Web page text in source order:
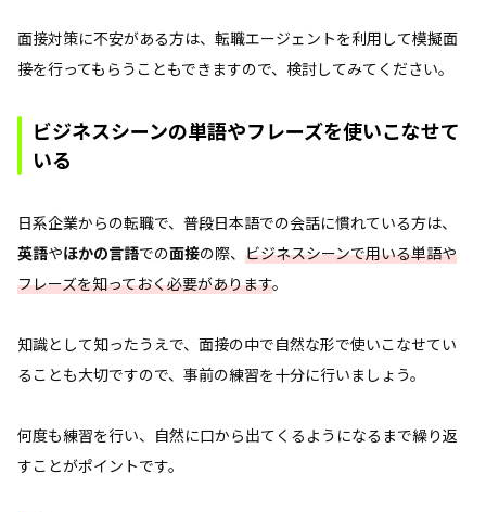
面接対策に不安がある方は、転職エージェントを利用して模擬面
接を行ってもらうこともできますので、検討してみてください。
ビジネスシーンの単語やフレーズを使いこなせて
いる
日系企業からの転職で、普段日本語での会話に慣れている方は、
英語やほかの言語での面接の際、 ビジネスシーンで用いる単語や
フレーズを知っておく必要があります。
知識として知ったうえで、面接の中で自然な形で使いこなせてい
ることも大切ですので、事前の練習を十分に行いましょう。
何度も練習を行い、自然に口から出てくるようになるまで繰り返
すことがポイントです。